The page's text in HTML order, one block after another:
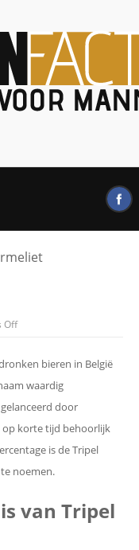
Off
bieren in België
waardig
door
op korte tijd behoorlijk
is de Tripel
noemen.
van Tripel